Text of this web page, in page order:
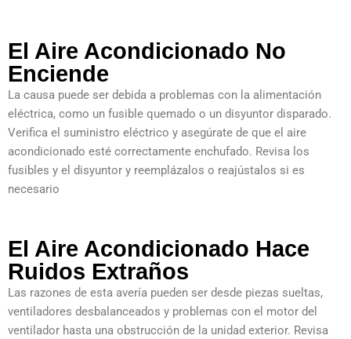
El Aire Acondicionado No
Enciende
La causa puede ser debida a problemas con la alimentación
eléctrica, como un fusible quemado o un disyuntor disparado.
Verifica el suministro eléctrico y asegúrate de que el aire
acondicionado esté correctamente enchufado. Revisa los
fusibles y el disyuntor y reemplázalos o reajústalos si es
necesario
El Aire Acondicionado Hace
Ruidos Extraños
Las razones de esta avería pueden ser desde piezas sueltas,
ventiladores desbalanceados y problemas con el motor del
ventilador hasta una obstrucción de la unidad exterior. Revisa